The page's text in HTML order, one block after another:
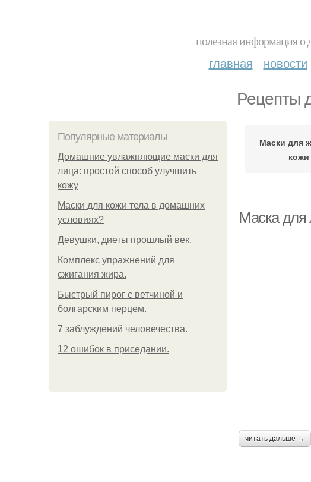
полезная информация о
главная новости
Рецепты
Популярные материалы
Домашние увлажняющие маски для
лица: простой способ улучшить
кожу
Маски для кожи тела в домашних
условиях?
Девушки, диеты прошлый век.
Комплекс упражнений для
сжигания жира.
Быстрый пирог с ветчиной и
болгарским перцем.
7 заблуждений человечества.
12 ошибок в приседании.
Маски для
кожи
Маска для
читать дальше →